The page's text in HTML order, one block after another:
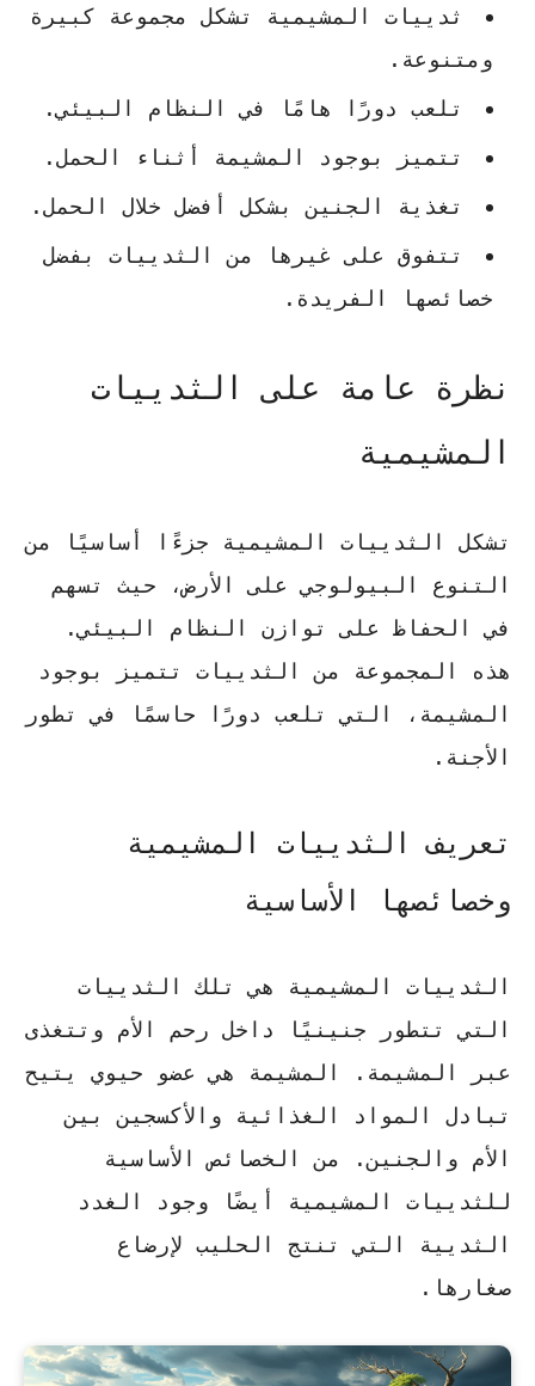
ثدييات المشيمية تشكل مجموعة كبيرة
ومتنوعة.
تلعب دورًا هامًا في النظام البيئي.
تتميز بوجود المشيمة أثناء الحمل.
تغذية الجنين بشكل أفضل خلال الحمل.
تتفوق على غيرها من الثدييات بفضل
خصائصها الفريدة.
نظرة عامة على الثدييات
المشيمية
تشكل الثدييات المشيمية جزءًا أساسيًا من
التنوع البيولوجي على الأرض، حيث تسهم
في الحفاظ على توازن النظام البيئي.
هذه المجموعة من الثدييات تتميز بوجود
المشيمة، التي تلعب دورًا حاسمًا في تطور
الأجنة.
تعريف الثدييات المشيمية
وخصائصها الأساسية
الثدييات المشيمية هي تلك الثدييات
التي تتطور جنينيًا داخل رحم الأم وتتغذى
عبر المشيمة.
المشيمة هي عضو حيوي يتيح
تبادل المواد الغذائية والأكسجين بين
الأم والجنين. من الخصائص الأساسية
للثدييات المشيمية أيضًا وجود الغدد
الثديية التي تنتج الحليب لإرضاع
صغارها.